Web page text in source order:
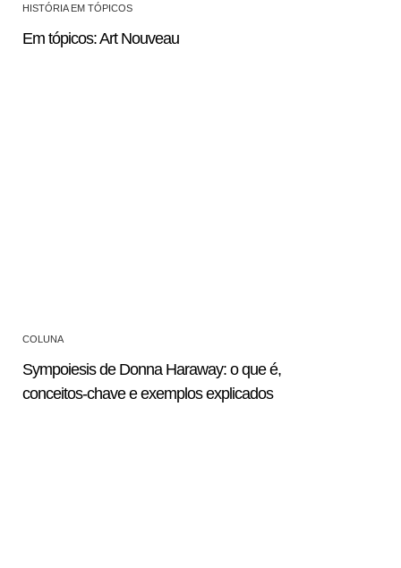
HISTÓRIA EM TÓPICOS
Em tópicos: Art Nouveau
COLUNA
Sympoiesis de Donna Haraway: o que é,
conceitos-chave e exemplos explicados